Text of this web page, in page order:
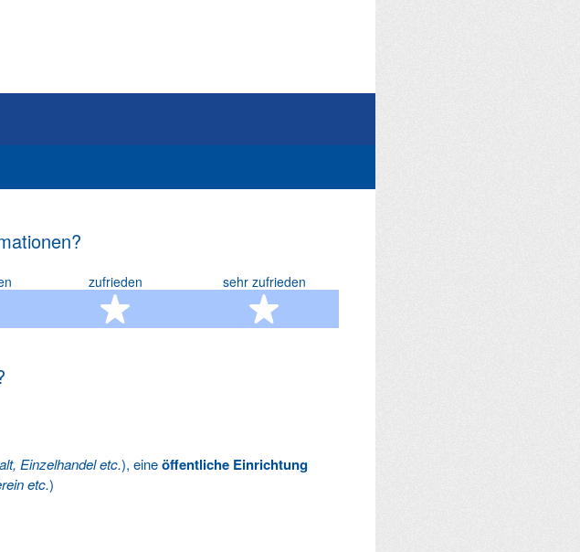
zufrieden
4 Sterne
sehr zufrieden
5 Sterne
Einzelhandel etc.), eineöffentliche Einrichtung
etc.)